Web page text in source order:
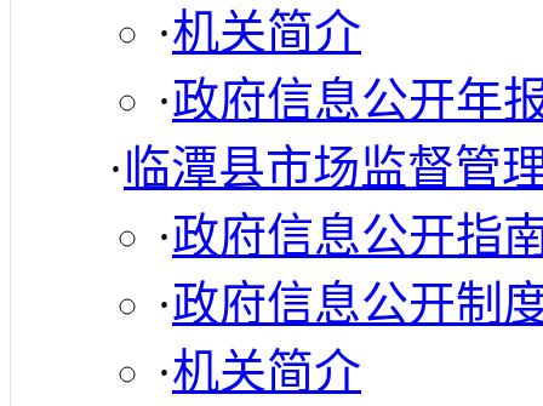
·机关简介
·政府信息公开年
·临潭县市场监督管
·政府信息公开指
·政府信息公开制
·机关简介